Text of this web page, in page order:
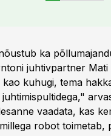
ka
juhtivpartner Mati
kao kuhugi, tema
juhtimispultidega,"
vaadata, kas
robot toimetab,